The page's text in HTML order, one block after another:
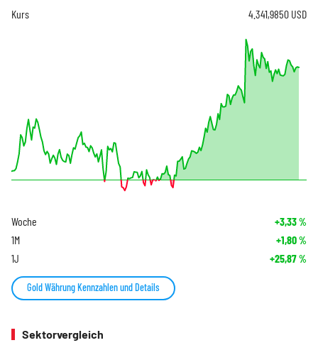
Kurs 4.341,9850 USD
Woche +3,33%
1M +1,80%
1J +25,87%
Gold Währung Kennzahlen und Details
Sektorvergleich